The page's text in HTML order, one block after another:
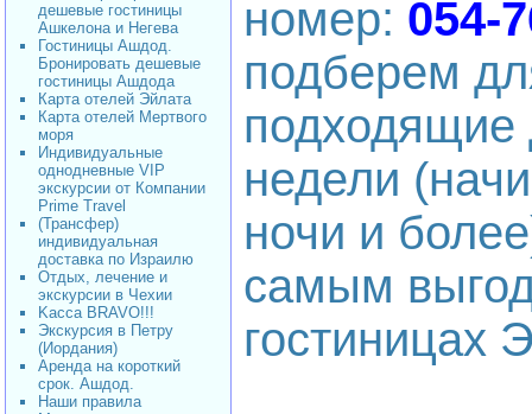
дешевые гостиницы
Ашкелона и Негева
Гостиницы Ашдод.
Бронировать дешевые
гостиницы Ашдода
Карта отелей Эйлата
Карта отелей Мертвого
моря
Индивидуальные
однодневные VIP
экскурсии от Компании
Prime Travel
(Трансфер)
индивидуальная
доставка по Израилю
Отдых, лечение и
экскурсии в Чехии
Kacca BRAVO!!!
Экскурсия в Петру
(Иордания)
Аренда на короткий
срок. Ашдод.
Наши правила
номер: 054-
подберем
подходящие
недели
ночи и
самым
гостиницах